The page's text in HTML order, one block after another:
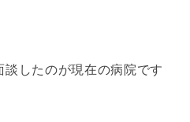
したのが現在の病院です